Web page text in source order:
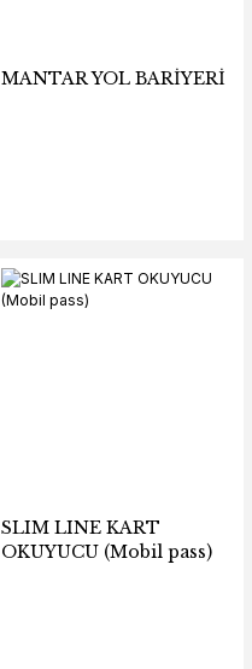
MANTAR YOL BARİYERİ
SLIM LINE KART
OKUYUCU (Mobil pass)